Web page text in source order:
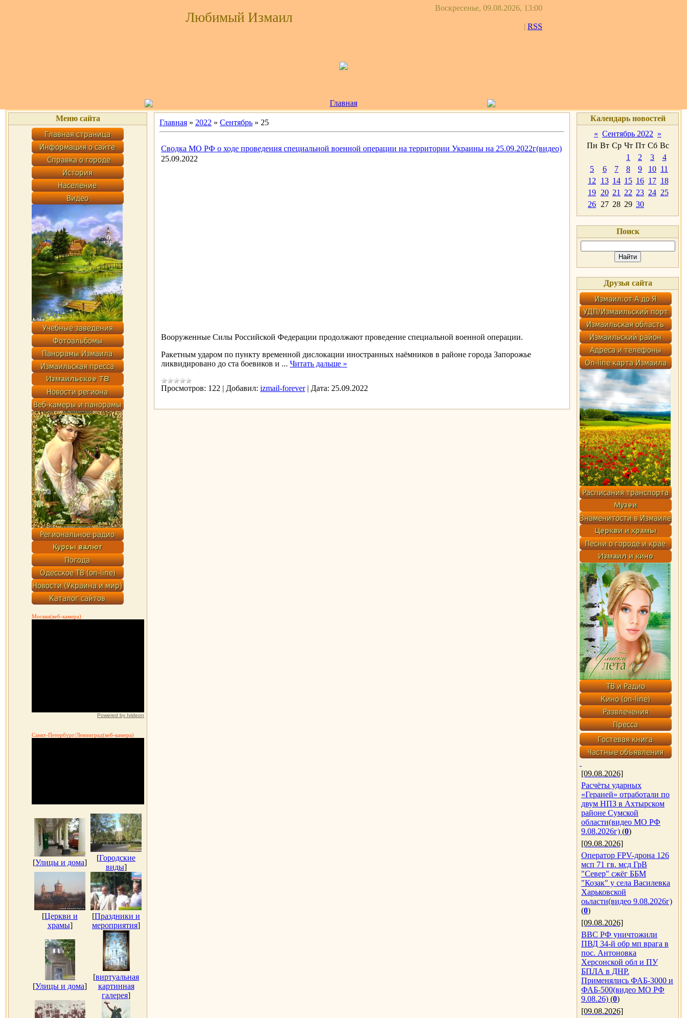
Любимый Измаил
Воскресенье, 09.08.2026, 13:00
| RSS
Главная
Меню сайта
Москва(веб-камера)
Powered by Ivideon
Санкт-Петербург/Ленинград(веб-камера)
[Улицы и дома]
[Городские
виды]
[Церкви и
храмы]
[Праздники и
мероприятия]
[Улицы и дома]
[виртуальная
картинная
галерея]
Главная » 2022 » Сентябрь » 25
Сводка МО РФ о ходе проведения специальной военной операции на территории Украины на 25.09.2022г(видео)
25.09.2022
Вооруженные Силы Российской Федерации продолжают проведение специальной военной операции.
Ракетным ударом по пункту временной дислокации иностранных наёмников в районе города Запорожье
ликвидировано до ста боевиков и ... Читать дальше »
Просмотров: 122 | Добавил: izmail-forever | Дата: 25.09.2022
Календарь новостей
« Сентябрь 2022 »
Пн Вт Ср Чт Пт Сб Вс
1
2 3
4
5
6 7 8 9 10 11
12
13 14 15 16 17 18
19 20 21 22 23 24 25
26 27 28 29 30
Поиск
Друзья сайта
[09.08.2026]
Расчёты ударных
«Гераней» отработали по
двум НПЗ в Ахтырском
районе Сумской
области(видео МО РФ
9.08.2026г) (0)
[09.08.2026]
Оператор FPV-дрона 126
мсп 71 гв. мсд ГрВ
"Север" сжёг ББМ
"Козак" у села Василевка
Харьковской
оьласти(видео 9.08.2026г)
(0)
[09.08.2026]
ВВС РФ уничтожили
ПВД 34-й обр мп врага в
пос. Антоновка
Херсонской обл и ПУ
БПЛА в ДНР.
Применялись ФАБ-3000 и
ФАБ-500(видео МО РФ
9.08.26) (0)
[09.08.2026]